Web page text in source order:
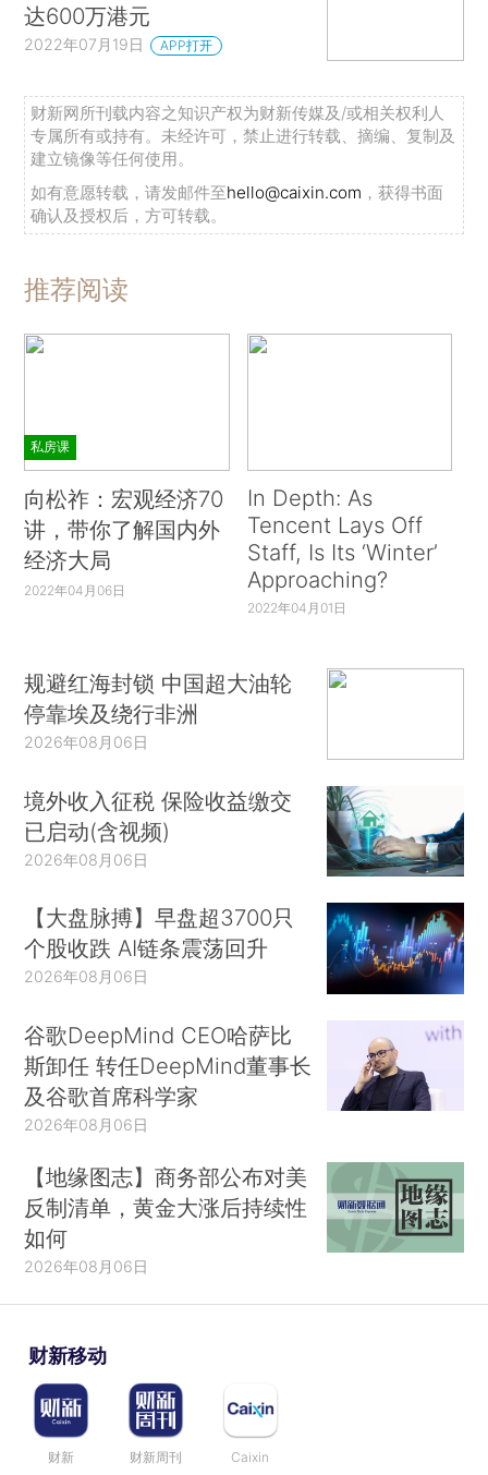
达600万港元
2022年07月19日 APP打开
财新网所刊载内容之知识产权为财新传媒及/或相关权利人
专属所有或持有。未经许可，禁止进行转载、摘编、复制及
建立镜像等任何使用。
如有意愿转载，请发邮件至hello@caixin.com ，获得书面
确认及授权后，方可转载。
推荐阅读
私房课
向松祚：宏观经济70
讲，带你了解国内外
经济大局
2022年04月06日
In Depth: As
Tencent Lays Off
Staff, Is Its ‘Winter’
Approaching?
2022年04月01日
规避红海封锁 中国超大油轮
停靠埃及绕行非洲
2026年08月06日
境外收入征税 保险收益缴交
已启动(含视频)
2026年08月06日
【大盘脉搏】早盘超3700只
个股收跌 AI链条震荡回升
2026年08月06日
谷歌DeepMind CEO哈萨比
斯卸任 转任DeepMind董事长
及谷歌首席科学家
2026年08月06日
【地缘图志】商务部公布对美
反制清单，黄金大涨后持续性
如何
2026年08月06日
财新移动
财新 财新周刊 Caixin